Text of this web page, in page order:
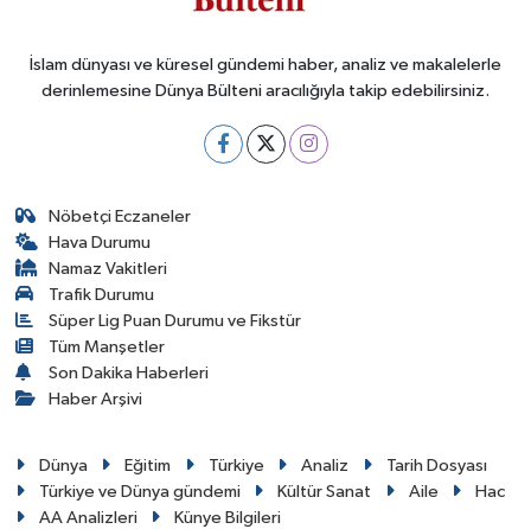
İslam dünyası ve küresel gündemi haber, analiz ve makalelerle
derinlemesine Dünya Bülteni aracılığıyla takip edebilirsiniz.
Nöbetçi Eczaneler
Hava Durumu
Namaz Vakitleri
Trafik Durumu
Süper Lig Puan Durumu ve Fikstür
Tüm Manşetler
Son Dakika Haberleri
Haber Arşivi
Dünya Eğitim Türkiye Analiz
Tarih Dosyası
Türkiye ve Dünya gündemi
Kültür Sanat Aile
Hac
AA Analizleri
Künye Bilgileri